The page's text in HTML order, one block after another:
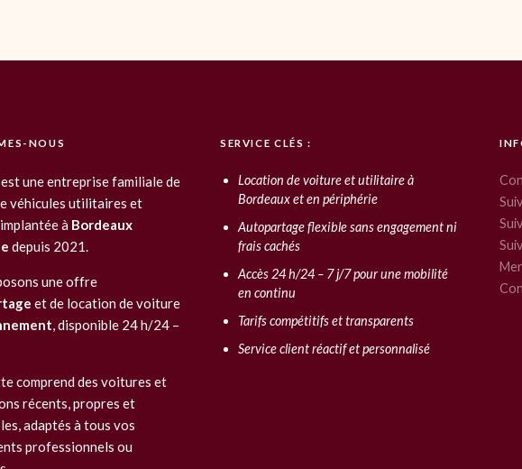
NOUS
une entreprise familiale de
véhicules utilitaires et
à Bordeaux
depuis 2021.
une offre
et de location de voiture
, disponible 24 h/24 –
comprend des voitures et
récents, propres et
adaptés à tous vos
professionnels ou
SERVICE CLÉS :
Location de voiture et utilitaire à
Bordeaux et en périphérie
Autopartage flexible sans engagement ni
frais cachés
Accès 24 h/24 – 7 j/7 pour une mobilité
en continu
Tarifs compétitifs et transparents
Service client réactif et personnalisé